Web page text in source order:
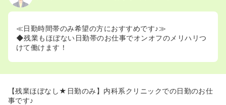
≪日勤時間帯のみ希望の方におすすめです♪≫
◆残業もほぼない日勤帯のお仕事でオンオフのメリハリつ
けて働けます！
【残業ほぼなし★日勤のみ】内科系クリニックでの日勤のお仕
事です♪